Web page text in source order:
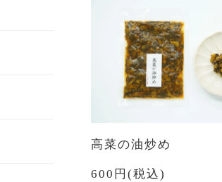
高菜の油炒め
600円(税込)